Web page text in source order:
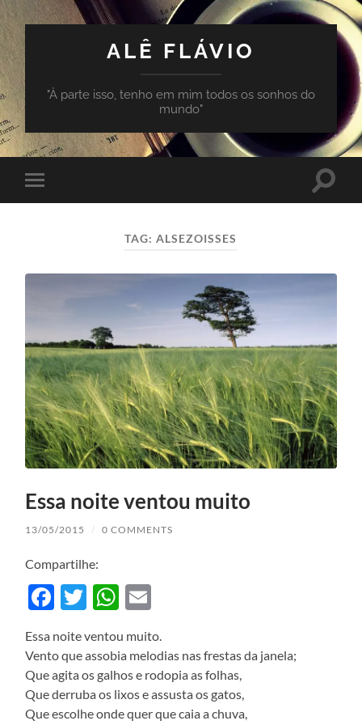
ALÊ FLÁVIO
"À parte isso, tenho em mim todos os sonhos do
mundo"
Toggle
mobile
Toggle
TAG:ALSEZOISSES
Essa noite ventou muito
13/05/2015 / 0 COMMENTS
Compartilhe:
Facebook
TwitterWhatsApp
Essa noite ventou muito.
Vento que assobia melodias nas frestas da janela;
Que agita os galhos e rodopia as folhas,
Que derruba os lixos e assusta os gatos,
Que escolhe onde quer que caia a chuva,